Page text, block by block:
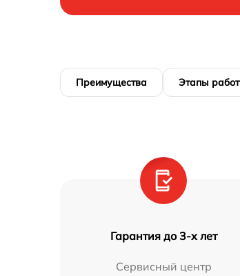
Преимущества Этапы работ
Гарантия до 3-х лет
Сервисный центр